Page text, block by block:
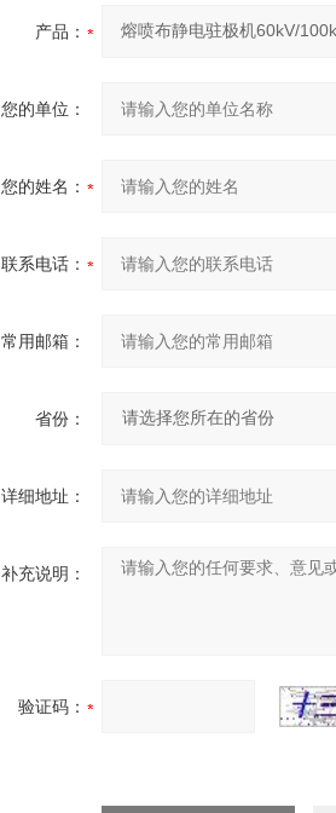
产品：
您的单位：
您的姓名：
联系电话：
常用邮箱：
省份：
详细地址：
补充说明：
验证码：